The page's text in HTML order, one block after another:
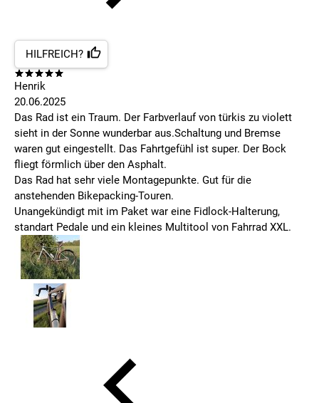
HILFREICH?
Henrik
20.06.2025
Das Rad ist ein Traum. Der Farbverlauf von türkis zu violett
sieht in der Sonne wunderbar aus.Schaltung und Bremse
waren gut eingestellt. Das Fahrtgefühl ist super. Der Bock
fliegt förmlich über den Asphalt.
Das Rad hat sehr viele Montagepunkte. Gut für die
anstehenden Bikepacking-Touren.
Unangekündigt mit im Paket war eine Fidlock-Halterung,
standart Pedale und ein kleines Multitool von Fahrrad XXL.